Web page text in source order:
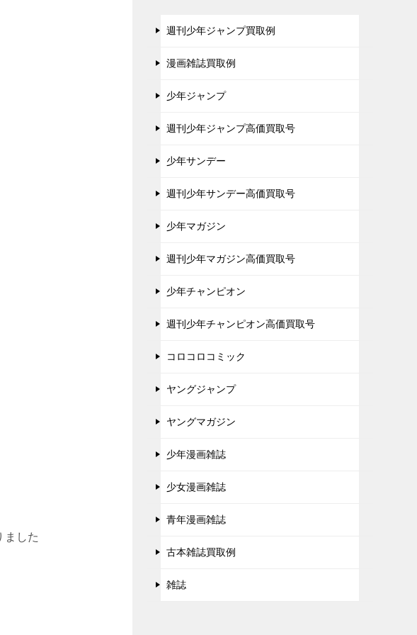
ました
週刊少年ジャンプ買取例
漫画雑誌買取例
少年ジャンプ
週刊少年ジャンプ高価買取号
少年サンデー
週刊少年サンデー高価買取号
少年マガジン
週刊少年マガジン高価買取号
少年チャンピオン
週刊少年チャンピオン高価買取号
コロコロコミック
ヤングジャンプ
ヤングマガジン
少年漫画雑誌
少女漫画雑誌
青年漫画雑誌
古本雑誌買取例
雑誌